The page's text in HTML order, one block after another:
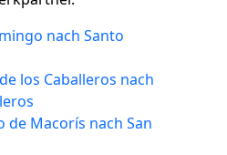
nach Santo
los Caballeros nach
de Macorís nach San